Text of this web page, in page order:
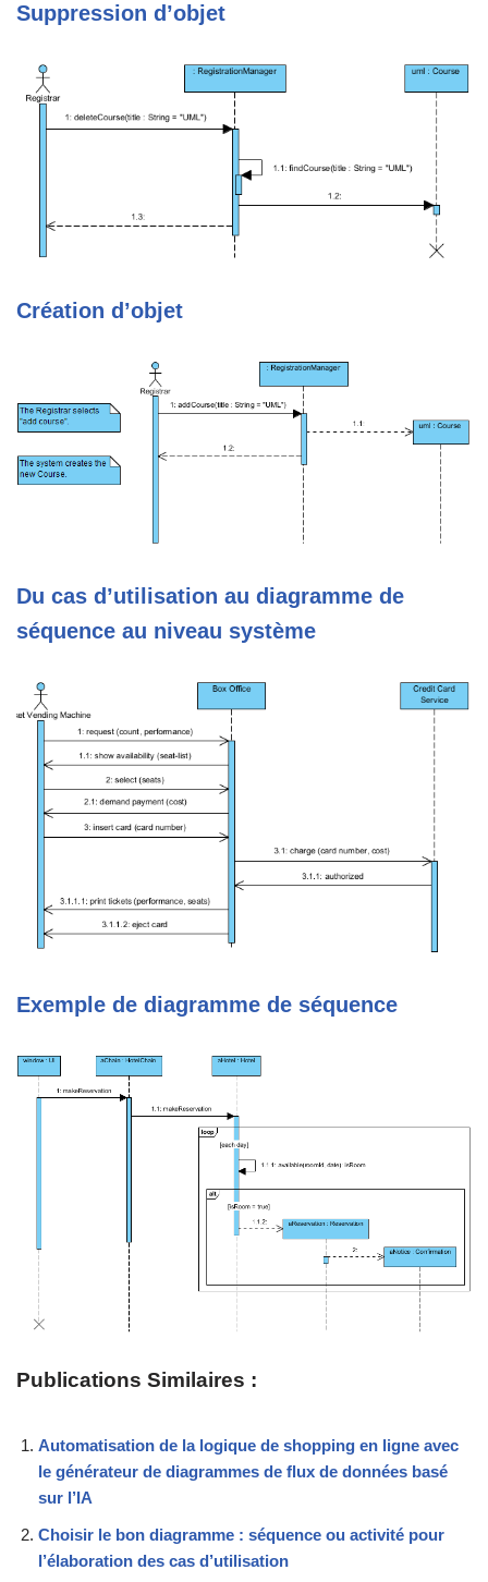
Suppression d’objet
Création d’objet
Du cas d’utilisation au diagramme de
séquence au niveau système
Exemple de diagramme de séquence
Publications Similaires :
Automatisation de la logique de shopping en ligne avec
le générateur de diagrammes de flux de données basé
sur l’IA
Choisir le bon diagramme : séquence ou activité pour
l’élaboration des cas d’utilisation